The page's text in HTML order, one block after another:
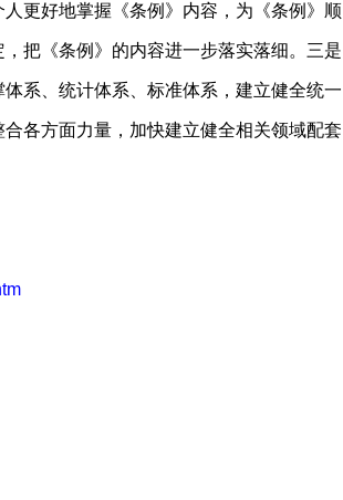
更好地掌握《条例》内容，为《条例》顺
把《条例》的内容进一步落实落细。三是
系、统计体系、标准体系，建立健全统一
各方面力量，加快建立健全相关领域配套